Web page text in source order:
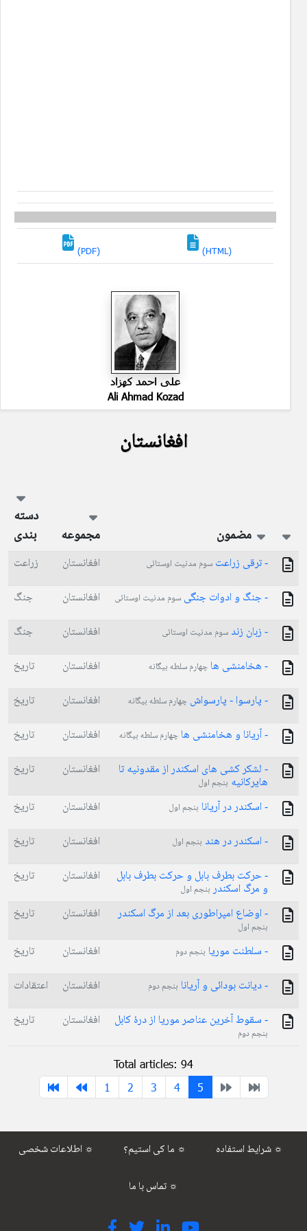
(PDF) (HTML)
علی احمد کهزاد
Ali Ahmad Kozad
افغانستان
مضمون مجموعه
دسته
بندی
- ترقی زراعت سوم مدنیت اوستائی افغانستان
زراعت
- جنگ و ادوات جنگی سوم مدنیت اوستائی افغانستان
جنگ
- زبان زند سوم مدنیت اوستائی افغانستان
جنگ
- هخامنشی ها چهارم سلطه بیگانه افغانستان
تاریخ
- پارسوا - پارسواش چهارم سلطه بیگانه افغانستان
تاریخ
- آریانا و هخامنشی ها چهارم سلطه بیگانه افغانستان
تاریخ
- لشکر کشی های اسکندر از مقدونیه تا
هایرکانیه بنجم اول
افغانستان تاریخ
- اسکندر در آریانا بنجم اول افغانستان
تاریخ
- اسکندر در هند بنجم اول افغانستان
تاریخ
- حرکت بطرف بابل و حرکت بطرف بابل
و مرگ اسکندربنجم اول
افغانستان تاریخ
- اوضاع امپراطوری بعد از مرگ اسکندر
بنجم اول
افغانستان تاریخ
- سلطنت موریا بنجم دوم افغانستان
تاریخ
- دیانت بودائی و آریانا بنجم دوم افغانستان
اعتقادات
- سقوط آخرین عناصر موریا از درۀ کابل
بنجم دوم
افغانستان تاریخ
Total articles: 94
1
2 3 4 5
اطلاعات شخصی ☼ ما کی استیم؟ ☼ شرایط استفاده ☼
تماس با ما ☼